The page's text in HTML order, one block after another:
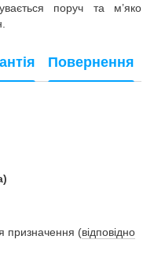
поруч та м’яко
Повернення
призначення (відповідно